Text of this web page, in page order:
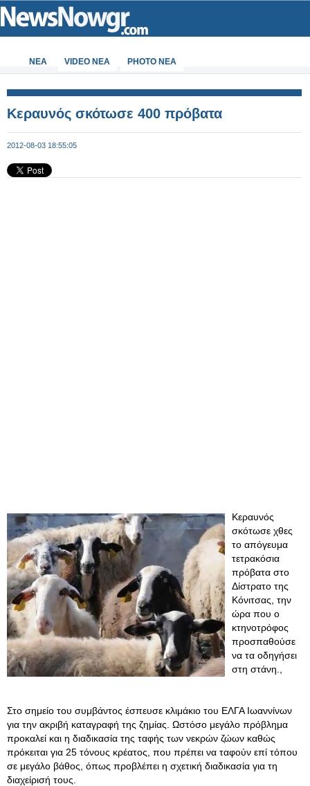
ΝΕΑ VIDEO NEA PHOTO NEA
Κεραυνός σκότωσε 400 πρόβατα
2012-08-03 18:55:05
Κεραυνός
σκότωσε χθες
το απόγευμα
τετρακόσια
πρόβατα στο
Δίστρατο της
Κόνιτσας, την
ώρα που ο
κτηνοτρόφος
προσπαθούσε
να τα οδηγήσει
στη στάνη.,
Στο σημείο του συμβάντος έσπευσε κλιμάκιο του ΕΛΓΑ Ιωαννίνων
για την ακριβή καταγραφή της ζημίας. Ωστόσο μεγάλο πρόβλημα
προκαλεί και η διαδικασία της ταφής των νεκρών ζώων καθώς
πρόκειται για 25 τόνους κρέατος, που πρέπει να ταφούν επί τόπου
σε μεγάλο βάθος, όπως προβλέπει η σχετική διαδικασία για τη
διαχείρισή τους.